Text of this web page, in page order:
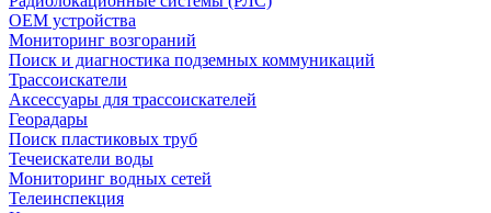
OEM устройства
Мониторинг возгораний
Поиск и диагностика подземных коммуникаций
Трассоискатели
Аксессуары для трассоискателей
Георадары
Поиск пластиковых труб
Течеискатели воды
Мониторинг водных сетей
Телеинспекция